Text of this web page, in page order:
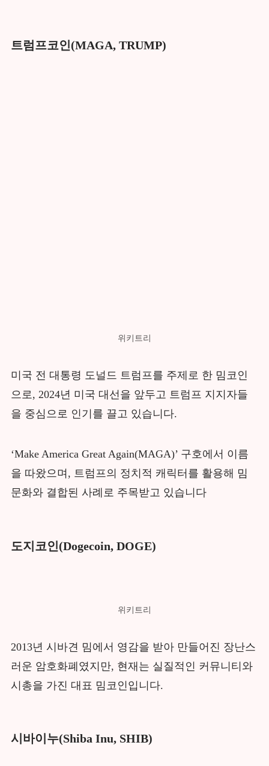
트럼프코인(MAGA, TRUMP)
위키트리
미국 전 대통령 도널드 트럼프를 주제로 한 밈코인
으로, 2024년 미국 대선을 앞두고 트럼프 지지자들
을 중심으로 인기를 끌고 있습니다.
‘Make America Great Again(MAGA)’ 구호에서 이름
을 따왔으며, 트럼프의 정치적 캐릭터를 활용해 밈
문화와 결합된 사례로 주목받고 있습니다
도지코인(Dogecoin, DOGE)
위키트리
2013년 시바견 밈에서 영감을 받아 만들어진 장난스
러운 암호화폐였지만, 현재는 실질적인 커뮤니티와
시총을 가진 대표 밈코인입니다.
시바이누(Shiba Inu, SHIB)